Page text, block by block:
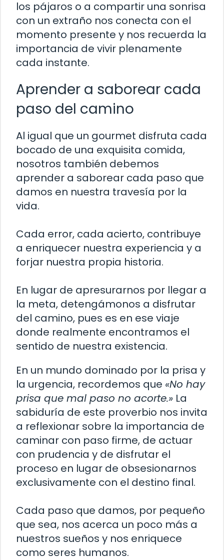
los pájaros o a compartir una sonrisa
con un extraño nos conecta con el
momento presente y nos recuerda la
importancia de vivir plenamente
cada instante.
Aprender a saborear cada
paso del camino
Al igual que un gourmet disfruta cada
bocado de una exquisita comida,
nosotros también debemos
aprender a saborear cada paso que
damos en nuestra travesía por la
vida.
Cada error, cada acierto, contribuye
a enriquecer nuestra experiencia y a
forjar nuestra propia historia.
En lugar de apresurarnos por llegar a
la meta, detengámonos a disfrutar
del camino, pues es en ese viaje
donde realmente encontramos el
sentido de nuestra existencia.
En un mundo dominado por la prisa y
la urgencia, recordemos que «No hay
prisa que mal paso no acorte.» La
sabiduría de este proverbio nos invita
a reflexionar sobre la importancia de
caminar con paso firme, de actuar
con prudencia y de disfrutar el
proceso en lugar de obsesionarnos
exclusivamente con el destino final.
Cada paso que damos, por pequeño
que sea, nos acerca un poco más a
nuestros sueños y nos enriquece
como seres humanos.